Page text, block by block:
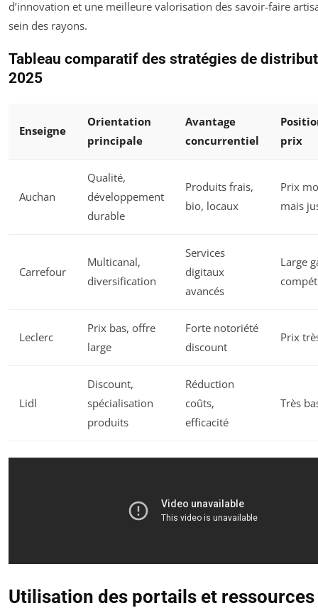
d’innovation et une meilleure valorisation des savoir-faire
sein des rayons.
Tableau comparatif des stratégies de
2025
Enseigne
Orientation
principale
Avantage
concurrentiel
prix
Auchan
Qualité,
développement
durable
Produits frais,
bio, locaux
Prix
mais
Carrefour
Multicanal,
diversification
Services
digitaux
avancés
Large
Leclerc
Prix bas, offre
large
Forte notoriété
discount
Prix
Lidl
Discount,
spécialisation
produits
Réduction
coûts,
efficacité
Très
Utilisation des portails et ressources